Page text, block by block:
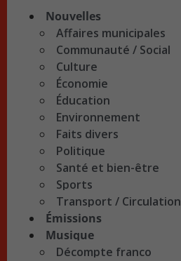
Nouvelles
Affaires municipales
Communauté / Social
Culture
Économie
Éducation
Environnement
Faits divers
Politique
Santé et bien-être
Sports
Transport / Circulation
Émissions
Musique
Décompte franco